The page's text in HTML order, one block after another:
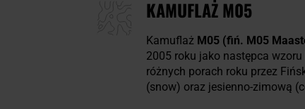
KAMUFLAŻ M05
Kamuflaż M05 (fiń. M05
2005 roku jako następca
różnych porach roku przez
(snow) oraz jesienno-zimową